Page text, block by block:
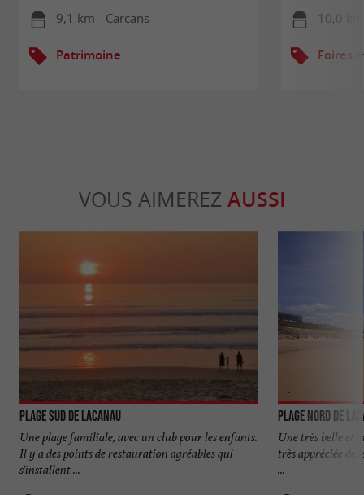
9,1 km - Carcans
Patrimoine
10,0
Foires
VOUS AIMEREZ AUSSI
Plage Sud de Lacanau
Une plage familiale, avec un club pour les enfants.
Il y a des points de restauration agréables qui
s'installent ...
Plage Nord de
Une très belle et
très appréciée
...